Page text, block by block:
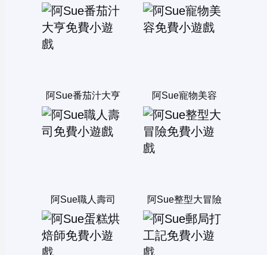
阿Sue番茄汁大亨 阿Sue寵物美容
阿Sue職人壽司 阿Sue整型大冒險